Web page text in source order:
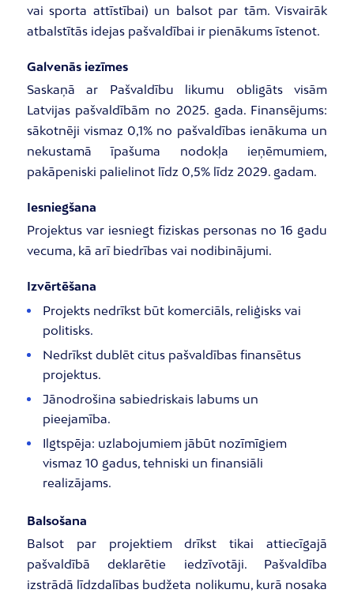
vai sporta attīstībai) un balsot par tām. Visvairāk
atbalstītās idejas pašvaldībai ir pienākums īstenot.
Galvenās iezīmes
Saskaņā ar Pašvaldību likumu obligāts visām
Latvijas pašvaldībām no 2025. gada. Finansējums:
sākotnēji vismaz 0,1% no pašvaldības ienākuma un
nekustamā īpašuma nodokļa ieņēmumiem,
pakāpeniski palielinot līdz 0,5% līdz 2029. gadam.
Iesniegšana
Projektus var iesniegt fiziskas personas no 16 gadu
vecuma, kā arī biedrības vai nodibinājumi.
Izvērtēšana
Projekts nedrīkst būt komerciāls, reliģisks vai
politisks.
Nedrīkst dublēt citus pašvaldības finansētus
projektus.
Jānodrošina sabiedriskais labums un
pieejamība.
Ilgtspēja: uzlabojumiem jābūt nozīmīgiem
vismaz 10 gadus, tehniski un finansiāli
realizājams.
Balsošana
Balsot par projektiem drīkst tikai attiecīgajā
pašvaldībā deklarētie iedzīvotāji. Pašvaldība
izstrādā līdzdalības budžeta nolikumu, kurā nosaka